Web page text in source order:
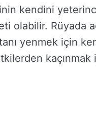
kendini
olabilir. Rüyada
yenmek için